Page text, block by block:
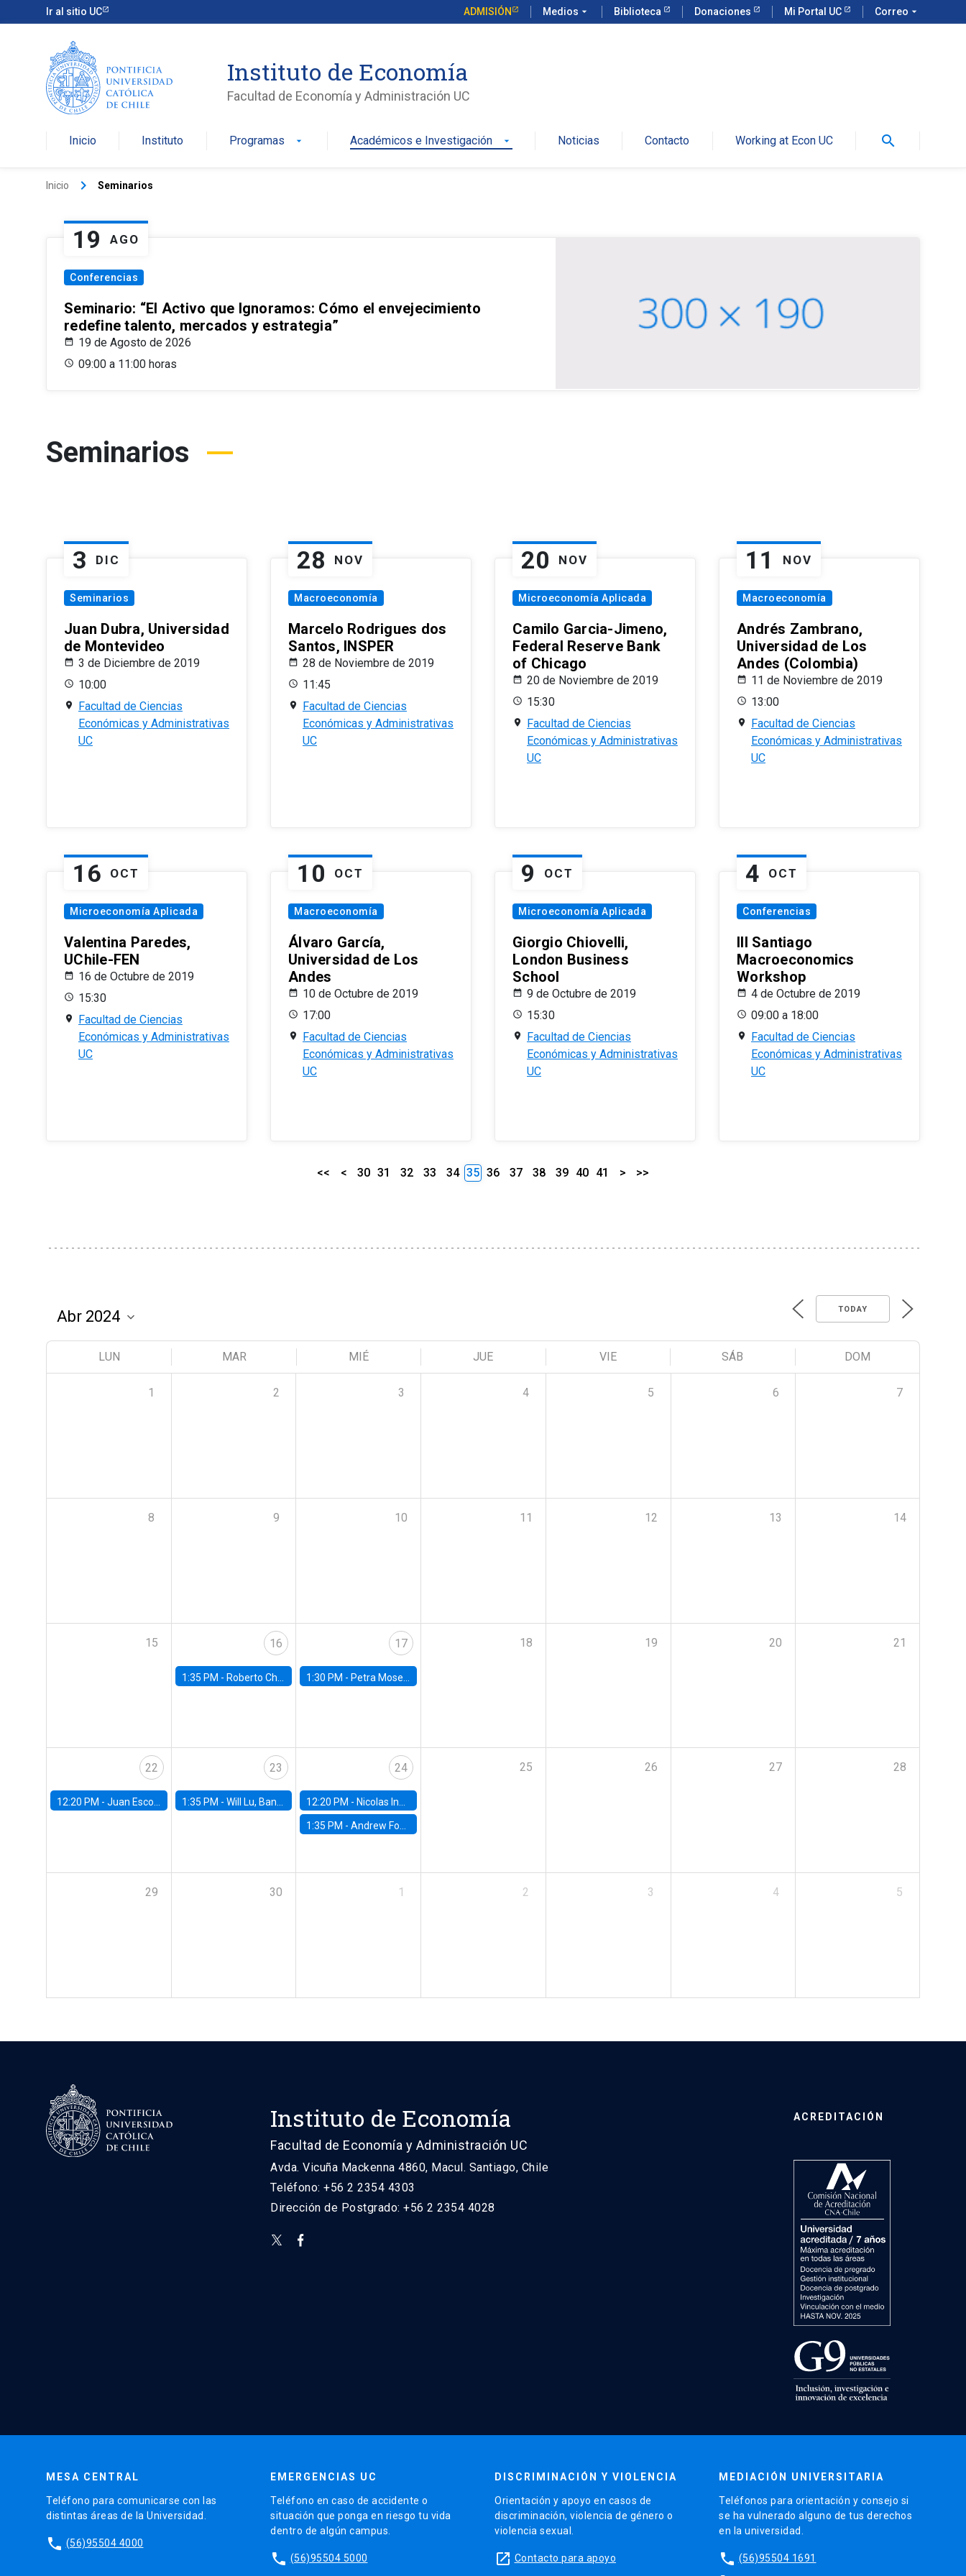
Ir al sitio UC ADMISIÓN Medios arrow_drop_down Biblioteca Donaciones Mi Portal UC Correo arrow_drop_down
Instituto de Economía
Facultad de Economía y Administración UC
Inicio Instituto Programas arrow_drop_down Académicos e Investigación arrow_drop_down Noticias Contacto Working at Econ UC search
Inicio keyboard_arrow_right Seminarios
19 AGO
Conferencias
Seminario: “El Activo que Ignoramos: Cómo el envejecimiento
redefine talento, mercados y estrategia”
19 de Agosto de 2026
09:00 a 11:00 horas
Seminarios
3 DIC
Seminarios
Juan Dubra, Universidad
de Montevideo
3 de Diciembre de 2019
10:00
Facultad de Ciencias
Económicas y Administrativas
UC
28 NOV
Macroeconomía
Marcelo Rodrigues dos
Santos, INSPER
28 de Noviembre de 2019
11:45
Facultad de Ciencias
Económicas y Administrativas
UC
20 NOV
Microeconomía Aplicada
Camilo Garcia-Jimeno,
Federal Reserve Bank
of Chicago
20 de Noviembre de 2019
15:30
Facultad de Ciencias
Económicas y Administrativas
UC
11 NOV
Macroeconomía
Andrés Zambrano,
Universidad de Los
Andes (Colombia)
11 de Noviembre de 2019
13:00
Facultad de Ciencias
Económicas y Administrativas
UC
16 OCT
Microeconomía Aplicada
Valentina Paredes,
UChile-FEN
16 de Octubre de 2019
15:30
Facultad de Ciencias
Económicas y Administrativas
UC
10 OCT
Macroeconomía
Álvaro García,
Universidad de Los
Andes
10 de Octubre de 2019
17:00
Facultad de Ciencias
Económicas y Administrativas
UC
9 OCT
Microeconomía Aplicada
Giorgio Chiovelli,
London Business
School
9 de Octubre de 2019
15:30
Facultad de Ciencias
Económicas y Administrativas
UC
4 OCT
Conferencias
III Santiago
Macroeconomics
Workshop
4 de Octubre de 2019
09:00 a 18:00
Facultad de Ciencias
Económicas y Administrativas
UC
<< < 30 31 32 33 34 35 36 37 38 39 40 41 > >>
TODAY
LUN MAR MIÉ JUE VIE SÁB DOM
1 2 3 4 5 6 7
8 9 10 11 12 13 14
15 16
1:35 PM - Roberto Chang, Rutgers University
17
1:30 PM - Petra Moser, NYU Stern
18 19 20 21
22
12:20 PM - Juan Escobar, Universidad de Chile
23
1:35 PM - Will Lu, Banco Central de Chile
24
12:20 PM - Nicolas Inostroza, Rotman School of Management, University of Toronto
1:35 PM -Andrew Foster, Brown University
25 26 27 28
29 30 1 2 3 4 5
Instituto de Economía
Facultad de Economía y Administración UC
Avda. Vicuña Mackenna 4860, Macul. Santiago, Chile
Teléfono: +56 2 2354 4303
Dirección de Postgrado: +56 2 2354 4028
ACREDITACIÓN
MESA CENTRAL
Teléfono para comunicarse con las
distintas áreas de la Universidad.
phone (56)95504 4000
EMERGENCIAS UC
Teléfono en caso de accidente o
situación que ponga en riesgo tu vida
dentro de algún campus.
phone (56)95504 5000
DISCRIMINACIÓN Y VIOLENCIA
Orientación y apoyo en casos de
discriminación, violencia de género o
violencia sexual.
launch Contacto para apoyo
MEDIACIÓN UNIVERSITARIA
Teléfonos para orientación y consejo si
se ha vulnerado alguno de tus derechos
en la universidad.
phone (56)95504 1691